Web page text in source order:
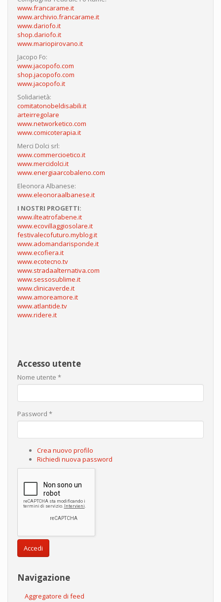
www.francarame.it
www.archivio.francarame.it
www.dariofo.it
shop.dariofo.it
www.mariopirovano.it
Jacopo Fo:
www.jacopofo.com
shop.jacopofo.com
www.jacopofo.it
Solidarietà:
comitatonobeldisabili.it
arteirregolare
www.networketico.com
www.comicoterapia.it
Merci Dolci srl:
www.commercioetico.it
www.mercidolci.it
www.energiaarcobaleno.com
Eleonora Albanese:
www.eleonoraalbanese.it
I NOSTRI PROGETTI:
www.ilteatrofabene.it
www.ecovillaggiosolare.it
festivalecofuturo.myblog.it
www.adomandarisponde.it
www.ecofiera.it
www.ecotecno.tv
www.stradaalternativa.com
www.sessosublime.it
www.clinicaverde.it
www.amoreamore.it
www.atlantide.tv
www.ridere.it
Accesso utente
Nome utente *
Password *
Crea nuovo profilo
Richiedi nuova password
Accedi
Navigazione
Aggregatore di feed